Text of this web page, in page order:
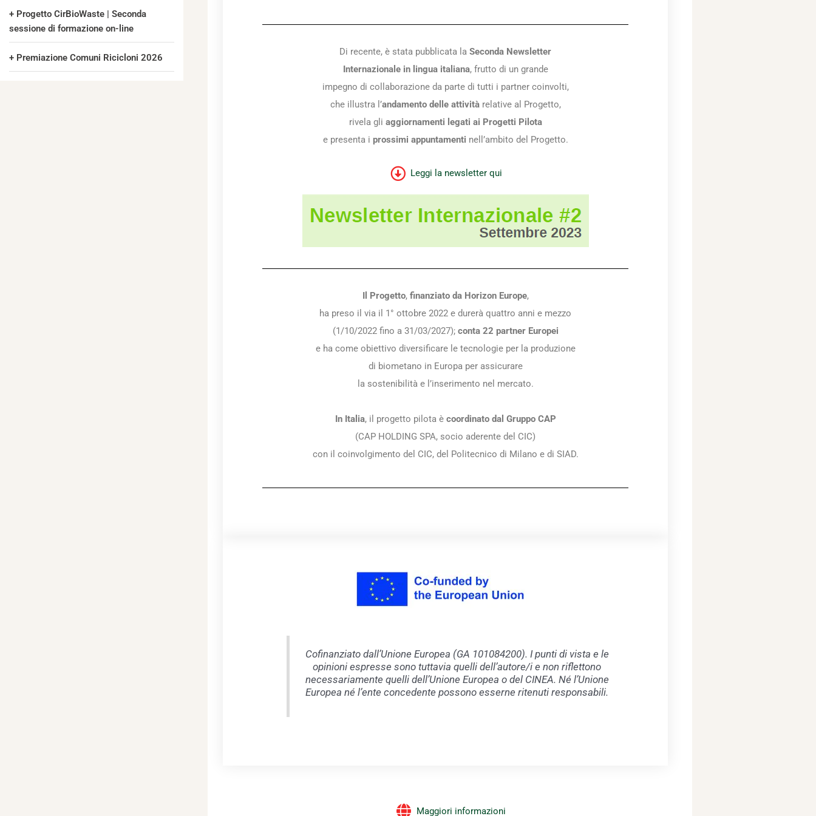
Progetto CirBioWaste | Seconda
sessione di formazione on-line
Premiazione Comuni Ricicloni 2026
Di recente, è stata pubblicata la Seconda Newsletter
Internazionale in lingua italiana, frutto di un grande
impegno di collaborazione da parte di tutti i partner coinvolti,
che illustra l’andamento delle attivitàrelative al Progetto,
rivela gli aggiornamenti legati ai Progetti Pilota
e presenta i prossimi appuntamenti nell’ambito del Progetto.
Leggi la newsletter qui
Il Progetto, finanziato da Horizon Europe,
ha preso il via il 1° ottobre 2022 e durerà quattro anni e mezzo
(1/10/2022 fino a 31/03/2027); conta 22 partner Europei
e ha come obiettivo diversificare le tecnologie per la produzione
di biometano in Europa per assicurare
la sostenibilità e l’inserimento nel mercato.
In Italia, il progetto pilota è coordinato dal Gruppo CAP
(CAP HOLDING SPA, socio aderente del CIC)
con il coinvolgimento del CIC, del Politecnico di Milano e di SIAD.
Cofinanziato dall’Unione Europea (GA 101084200). I punti di vista e le
opinioni espresse sono tuttavia quelli dell’autore/i e non riflettono
necessariamente quelli dell’Unione Europea o del CINEA. Né l’Unione
Europea né l’ente concedente possono esserne ritenuti responsabili.
Maggiori informazioni